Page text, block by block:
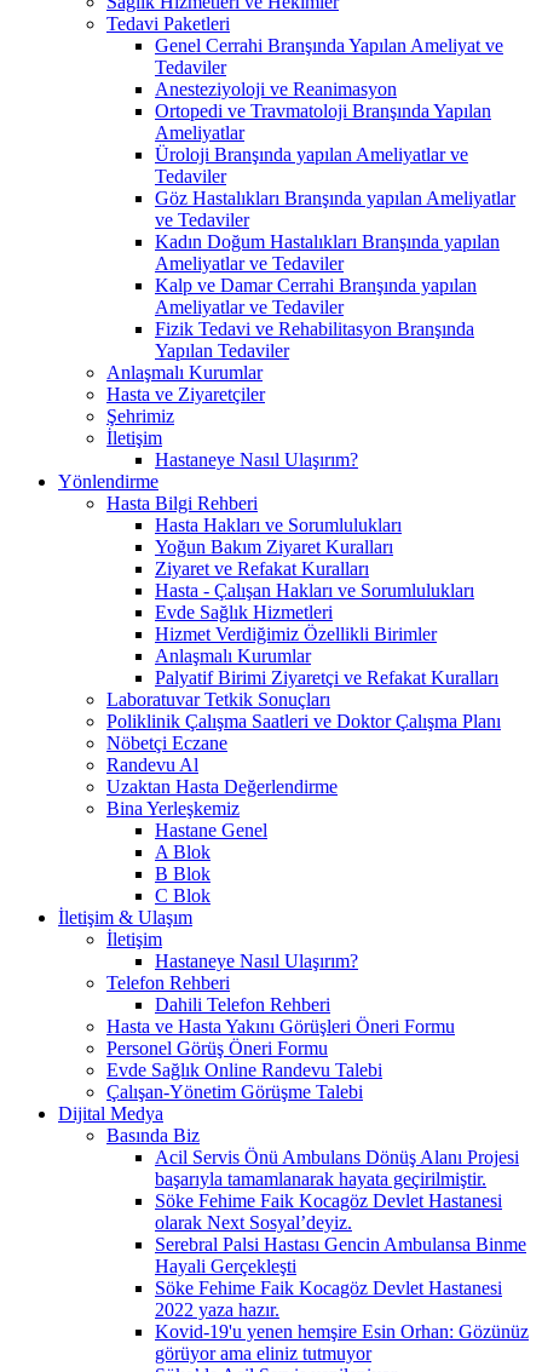
Tedavi Paketleri
Genel Cerrahi Branşında Yapılan Ameliyat ve
Tedaviler
Anesteziyoloji ve Reanimasyon
Ortopedi ve Travmatoloji Branşında Yapılan
Ameliyatlar
Üroloji Branşında yapılan Ameliyatlar ve
Tedaviler
Göz Hastalıkları Branşında yapılan Ameliyatlar
ve Tedaviler
Kadın Doğum Hastalıkları Branşında yapılan
Ameliyatlar ve Tedaviler
Kalp ve Damar Cerrahi Branşında yapılan
Ameliyatlar ve Tedaviler
Fizik Tedavi ve Rehabilitasyon Branşında
Yapılan Tedaviler
Anlaşmalı Kurumlar
Hasta ve Ziyaretçiler
Şehrimiz
İletişim
Hastaneye Nasıl Ulaşırım?
Yönlendirme
Hasta Bilgi Rehberi
Hasta Hakları ve Sorumlulukları
Yoğun Bakım Ziyaret Kuralları
Ziyaret ve Refakat Kuralları
Hasta - Çalışan Hakları ve Sorumlulukları
Evde Sağlık Hizmetleri
Hizmet Verdiğimiz Özellikli Birimler
Anlaşmalı Kurumlar
Palyatif Birimi Ziyaretçi ve Refakat Kuralları
Laboratuvar Tetkik Sonuçları
Poliklinik Çalışma Saatleri ve Doktor Çalışma Planı
Nöbetçi Eczane
Randevu Al
Uzaktan Hasta Değerlendirme
Bina Yerleşkemiz
Hastane Genel
A Blok
B Blok
C Blok
İletişim & Ulaşım
İletişim
Hastaneye Nasıl Ulaşırım?
Telefon Rehberi
Dahili Telefon Rehberi
Hasta ve Hasta Yakını Görüşleri Öneri Formu
Personel Görüş Öneri Formu
Evde Sağlık Online Randevu Talebi
Çalışan-Yönetim Görüşme Talebi
Dijital Medya
Basında Biz
Acil Servis Önü Ambulans Dönüş Alanı Projesi
başarıyla tamamlanarak hayata geçirilmiştir.
Söke Fehime Faik Kocagöz Devlet Hastanesi
olarak Next Sosyal’deyiz.
Serebral Palsi Hastası Gencin Ambulansa Binme
Hayali Gerçekleşti
Söke Fehime Faik Kocagöz Devlet Hastanesi
2022 yaza hazır.
Kovid-19'u yenen hemşire Esin Orhan: Gözünüz
görüyor ama eliniz tutmuyor